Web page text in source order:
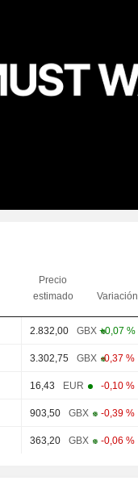
Precio
estimado
Variación
2.832,00 GBX +0,07 %
3.302,75 GBX -0,37 %
16,43 EUR -0,10 %
903,50 GBX -0,39 %
363,20 GBX -0,06 %